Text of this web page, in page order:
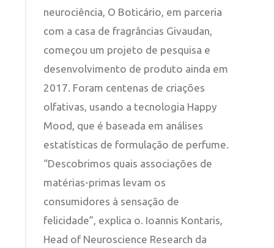
neurociência, O Boticário, em parceria
com a casa de fragrâncias Givaudan,
começou um projeto de pesquisa e
desenvolvimento de produto ainda em
2017. Foram centenas de criações
olfativas, usando a tecnologia Happy
Mood, que é baseada em análises
estatísticas de formulação de perfume.
“Descobrimos quais associações de
matérias-primas levam os
consumidores à sensação de
felicidade”, explica o. Ioannis Kontaris,
Head of Neuroscience Research da